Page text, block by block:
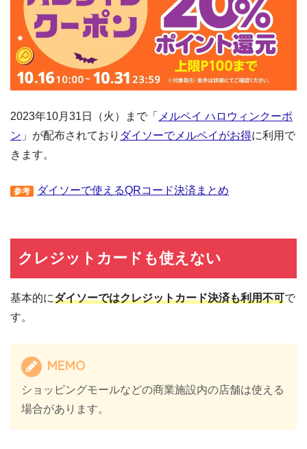
2023年10月31日（火）まで「 メルペイ ハロウィンクーポ
ン 」が配布されており ダイソーでメルペイがお得に利用で
きます。
参考 ダイソーで使えるQRコード決済まとめ
クレジットカードも使えない
基本的にダイソーではクレジットカード決済も利用不可で
す。
MEMO
ショッピングモールなどの商業施設内の店舗は使える
場合があります。